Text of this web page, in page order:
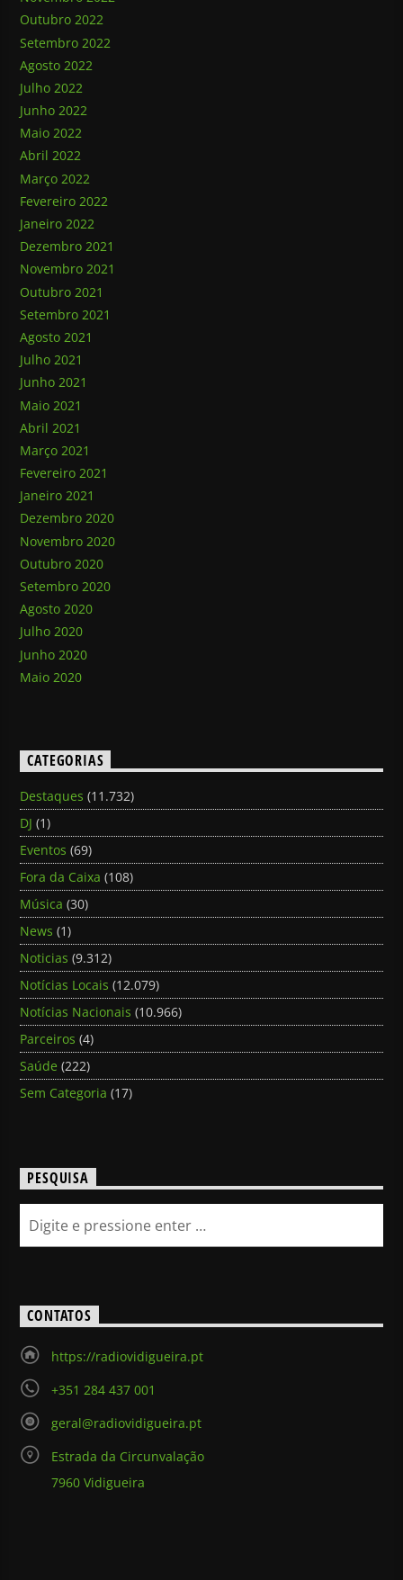
Outubro 2022
Setembro 2022
Agosto 2022
Julho 2022
Junho 2022
Maio 2022
Abril 2022
Março 2022
Fevereiro 2022
Janeiro 2022
Dezembro 2021
Novembro 2021
Outubro 2021
Setembro 2021
Agosto 2021
Julho 2021
Junho 2021
Maio 2021
Abril 2021
Março 2021
Fevereiro 2021
Janeiro 2021
Dezembro 2020
Novembro 2020
Outubro 2020
Setembro 2020
Agosto 2020
Julho 2020
Junho 2020
Maio 2020
CATEGORIAS
Destaques (11.732)
DJ (1)
Eventos (69)
Fora da Caixa (108)
Música (30)
News (1)
Noticias (9.312)
Notícias Locais (12.079)
Notícias Nacionais (10.966)
Parceiros (4)
Saúde (222)
Sem Categoria (17)
PESQUISA
CONTATOS
https://radiovidigueira.pt
+351 284 437 001
geral@radiovidigueira.pt
Estrada da Circunvalação
7960 Vidigueira